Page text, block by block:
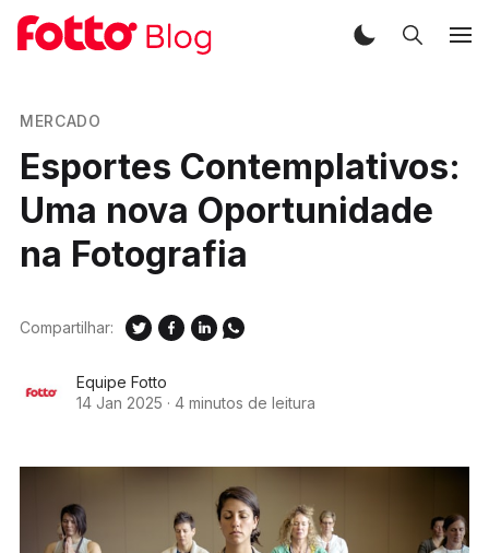
MERCADO
Esportes Contemplativos:
Uma nova Oportunidade
na Fotografia
Equipe Fotto
14 Jan 2025 · 4 minutos de leitura
Compartilhar: